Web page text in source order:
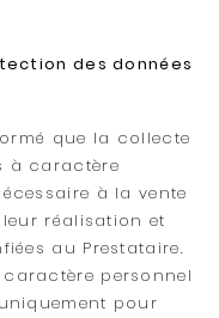
des données
que la collecte
à caractère
à la vente
leur réalisation et
au Prestataire.
personnel
pour